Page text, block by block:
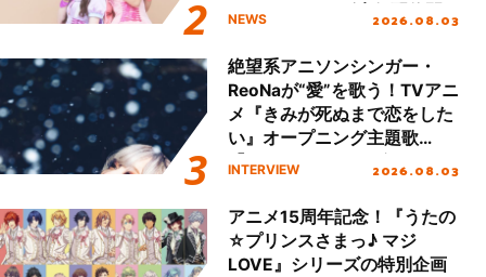
える」TVサイズ先行配信開
NEWS 2026.08.03
絶望系アニソンシンガー・
ReoNaが“愛”を歌う！TVアニ
メ『きみが死ぬまで恋をした
い』オープニング主題歌
「Amore」インタビュー
INTERVIEW 2026.08.03
アニメ15周年記念！『うたの
☆プリンスさまっ♪ マジ
LOVE』シリーズの特別企画